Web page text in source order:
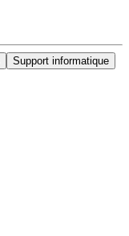
Support informatique